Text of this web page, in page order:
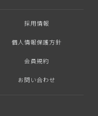
採用情報
個人情報保護方針
会員規約
お問い合わせ